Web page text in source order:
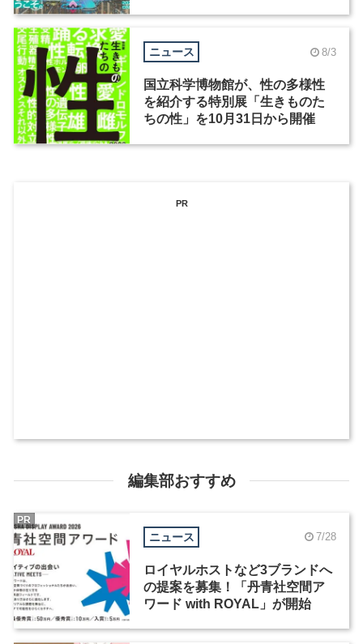
ニュース 8/3
国立科学博物館が、性の多様性
を紹介する特別展「生きものた
ちの性」を10月31日から開催
PR
編集部おすすめ
ニュース 7/28
ロイヤルホストなど3ブランドへ
の提案を募集！「丹青社空間ア
ワード with ROYAL」が開始
PR